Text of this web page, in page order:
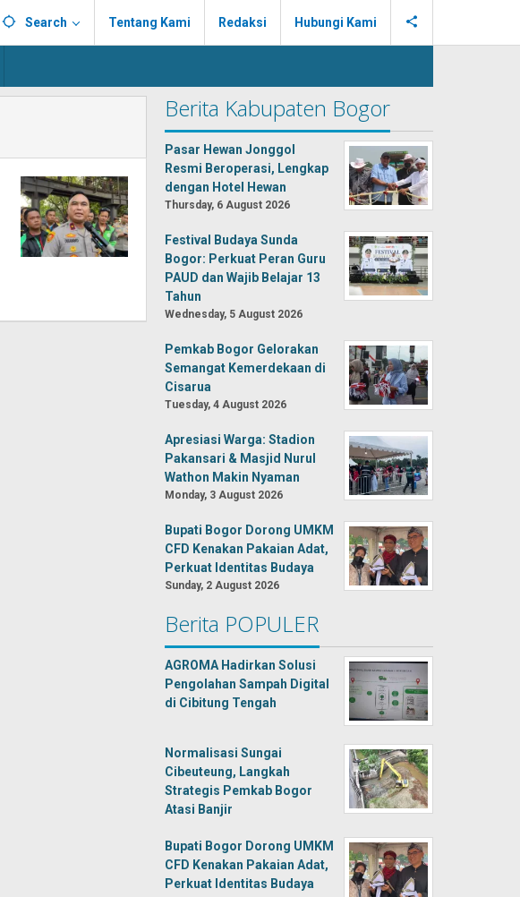
Search Tentang Kami Redaksi Hubungi Kami
Berita Kabupaten Bogor
Pasar Hewan Jonggol
Resmi Beroperasi, Lengkap
dengan Hotel Hewan
Thursday, 6 August 2026
Festival Budaya Sunda
Bogor: Perkuat Peran Guru
PAUD dan Wajib Belajar 13
Tahun
Wednesday, 5 August 2026
Pemkab Bogor Gelorakan
Semangat Kemerdekaan di
Cisarua
Tuesday, 4 August 2026
Apresiasi Warga: Stadion
Pakansari & Masjid Nurul
Wathon Makin Nyaman
Monday, 3 August 2026
Bupati Bogor Dorong UMKM
CFD Kenakan Pakaian Adat,
Perkuat Identitas Budaya
Sunday, 2 August 2026
Berita POPULER
AGROMA Hadirkan Solusi
Pengolahan Sampah Digital
di Cibitung Tengah
Normalisasi Sungai
Cibeuteung, Langkah
Strategis Pemkab Bogor
Atasi Banjir
Bupati Bogor Dorong UMKM
CFD Kenakan Pakaian Adat,
Perkuat Identitas Budaya